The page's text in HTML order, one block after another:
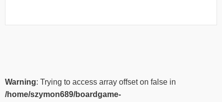
Warning: Trying to access array offset on false in
/home/szymon689/boardgame-